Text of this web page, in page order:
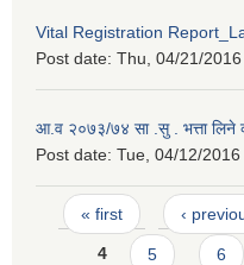
Vital Registration
Post date: Thu, 04/21/
आ.व २०७३/७४ सा .सु . भत्ता लिने
Post date: Tue, 04/12/
Pages
« first ‹
4 5 6